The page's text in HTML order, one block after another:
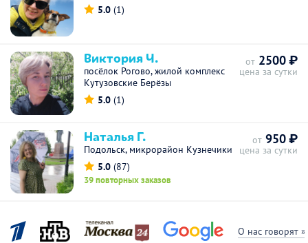
5.0 (1)
Виктория Ч.
посёлок Рогово, жилой комплекс
Кутузовские Берёзы
5.0 (1)
от 2500 ₽
цена за сутки
Наталья Г.
Подольск, микрорайон Кузнечики
5.0 (87)
39 повторных заказов
от 950 ₽
цена за сутки
О нас говорят »